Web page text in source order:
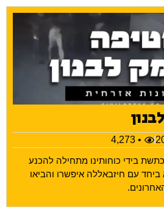
• 4,273
בידי כוחותינו מתחילה להכנע
עם חיזבאללה איפשרו והביאו